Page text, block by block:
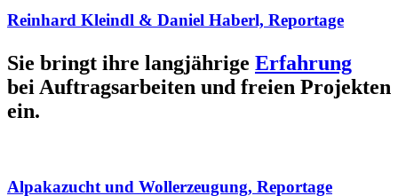
Reinhard Kleindl & Daniel Haberl, Reportage
Sie bringt ihre langjährige Erfahrung
bei Auftragsarbeiten und freien Projekten
ein.
Alpakazucht und Wollerzeugung, Reportage